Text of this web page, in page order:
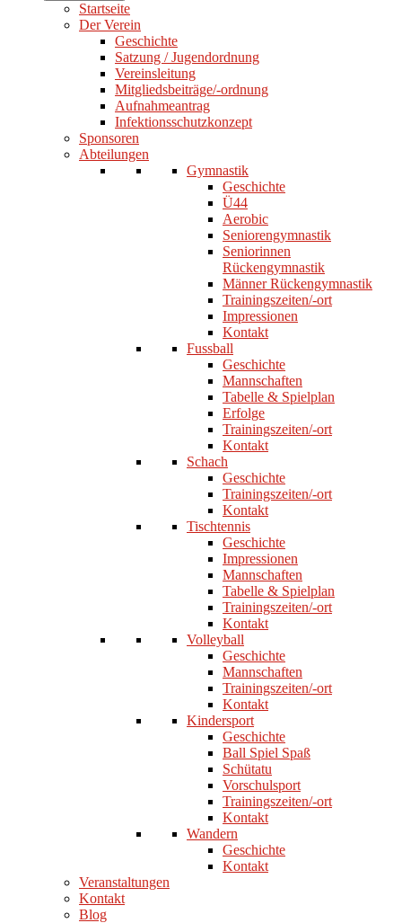
Startseite
Der Verein
Geschichte
Satzung / Jugendordnung
Vereinsleitung
Mitgliedsbeiträge/-ordnung
Aufnahmeantrag
Infektionsschutzkonzept
Sponsoren
Abteilungen
Gymnastik
Geschichte
Ü44
Aerobic
Seniorengymnastik
Seniorinnen
Rückengymnastik
Männer Rückengymnastik
Trainingszeiten/-ort
Impressionen
Kontakt
Fussball
Geschichte
Mannschaften
Tabelle & Spielplan
Erfolge
Trainingszeiten/-ort
Kontakt
Schach
Geschichte
Trainingszeiten/-ort
Kontakt
Tischtennis
Geschichte
Impressionen
Mannschaften
Tabelle & Spielplan
Trainingszeiten/-ort
Kontakt
Volleyball
Geschichte
Mannschaften
Trainingszeiten/-ort
Kontakt
Kindersport
Geschichte
Ball Spiel Spaß
Schütatu
Vorschulsport
Trainingszeiten/-ort
Kontakt
Wandern
Geschichte
Kontakt
Veranstaltungen
Kontakt
Blog